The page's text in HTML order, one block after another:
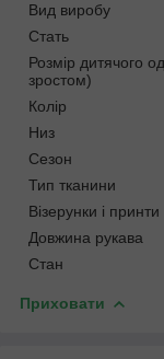
Вид виробу
Стать
Розмір дитячого
зростом)
Колір
Низ
Сезон
Тип тканини
Візерунки і принти
Довжина рукава
Стан
Приховати